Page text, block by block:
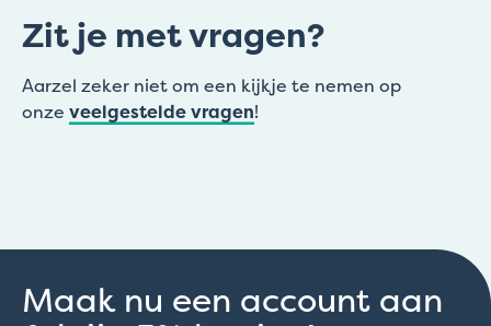
Zit je met vragen?
Aarzel zeker niet om een kijkje te nemen op
onze veelgestelde vragen!
Maak nu een account aan